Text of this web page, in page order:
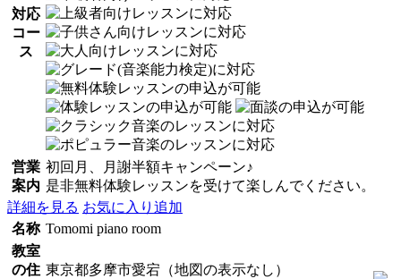
対応
コー
ス
営業
案内
初回月、月謝半額キャンペーン♪
是非無料体験レッスンを受けて楽しんでください。
詳細を見る お気に入り追加
名称 Tomomi piano room
教室
の住 東京都多摩市愛宕（地図の表示なし）